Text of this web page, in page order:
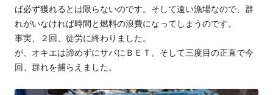
ば必ず獲れるとは限らないのです。そして遠い漁場なので、群
れがいなければ時間と燃料の浪費になってしまうのです。
事実、２回、徒労に終わりました。
が、オキエは諦めずにサバにＢＥＴ。そして三度目の正直で今
回、群れを捕らえました。